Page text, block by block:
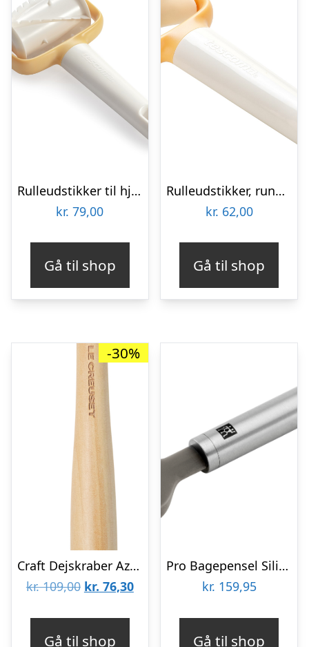
Rulleudstikker til hjemmelavede Nachos, fra Tescoma – Hurtig levering
kr. 79,00
Gå til shop
Rulleudstikker, rund Ø 4,5 cm – Billig fragt
kr. 62,00
Gå til shop
-30%
Craft Dejskraber Azure Blue
kr.109,00 Den
kr. 76,30Den
Gå til shop
Pro Bagepensel Silikone 20 cm
kr. 159,95
Gå til shop